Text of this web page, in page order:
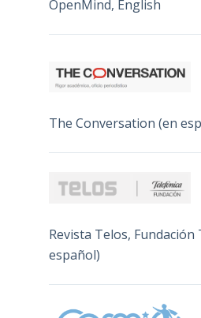
OpenMind, English
The Conversation (en
Revista Telos, Fundación
español)